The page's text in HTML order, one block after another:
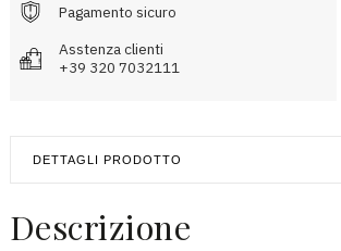
Pagamento sicuro
Asstenza clienti
+39 320 7032111
DETTAGLI PRODOTTO
Descrizione